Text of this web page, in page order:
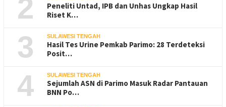
2
Peneliti Untad, IPB dan Unhas Ungkap Hasil
Riset K…
3 SULAWESI TENGAH
Hasil Tes Urine Pemkab Parimo: 28 Terdeteksi
Posit…
4 SULAWESI TENGAH
Sejumlah ASN di Parimo Masuk Radar Pantauan
BNN Po…